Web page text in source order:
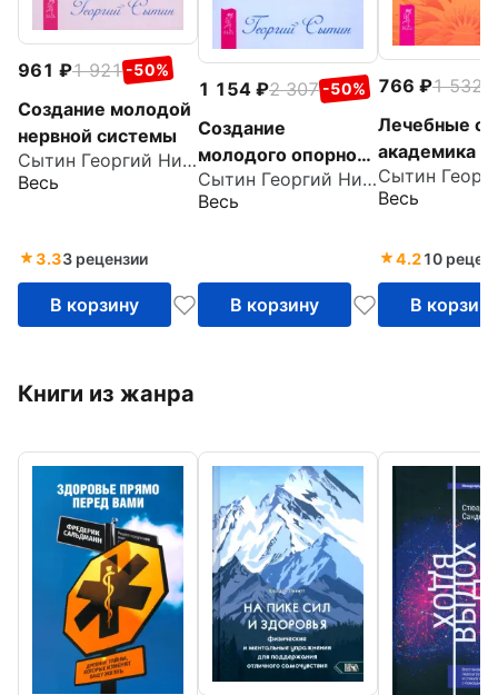
961 1 921 -50%
Создание молодой
нервной системы
Сытин Георгий Николаевич
Весь
3.33 рецензии
В корзину
1 154 2 307 -50%
Создание
молодого опорно-
двигательного
аппарата
Сытин Георгий Николаевич
Весь
В корзину
766 1 532
Лечебные
академика
Сытина
Весь
4.210
В корзину
Книги из жанра